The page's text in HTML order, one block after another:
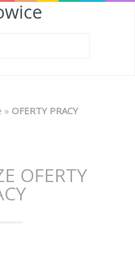
» OFERTY PRACY
OFERTY